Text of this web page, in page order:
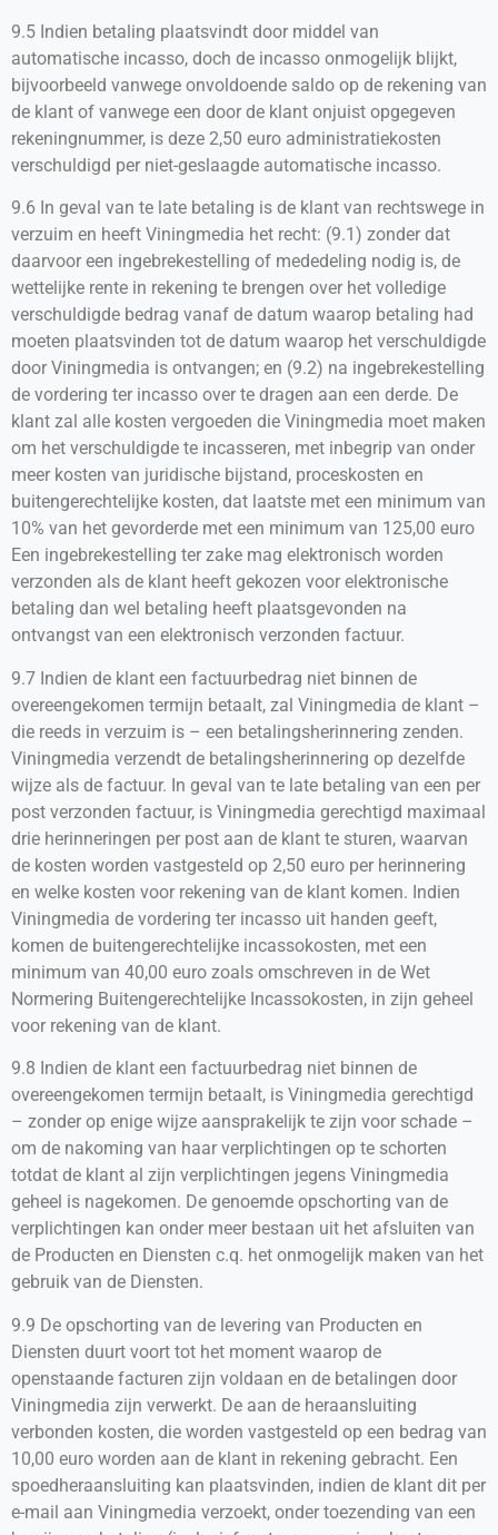
9.5 Indien betaling plaatsvindt door middel van
automatische incasso, doch de incasso onmogelijk blijkt,
bijvoorbeeld vanwege onvoldoende saldo op de rekening van
de klant of vanwege een door de klant onjuist opgegeven
rekeningnummer, is deze 2,50 euro administratiekosten
verschuldigd per niet-geslaagde automatische incasso.
9.6 In geval van te late betaling is de klant van rechtswege in
verzuim en heeft Viningmedia het recht: (9.1) zonder dat
daarvoor een ingebrekestelling of mededeling nodig is, de
wettelijke rente in rekening te brengen over het volledige
verschuldigde bedrag vanaf de datum waarop betaling had
moeten plaatsvinden tot de datum waarop het verschuldigde
door Viningmedia is ontvangen; en (9.2) na ingebrekestelling
de vordering ter incasso over te dragen aan een derde. De
klant zal alle kosten vergoeden die Viningmedia moet maken
om het verschuldigde te incasseren, met inbegrip van onder
meer kosten van juridische bijstand, proceskosten en
buitengerechtelijke kosten, dat laatste met een minimum van
10% van het gevorderde met een minimum van 125,00 euro
Een ingebrekestelling ter zake mag elektronisch worden
verzonden als de klant heeft gekozen voor elektronische
betaling dan wel betaling heeft plaatsgevonden na
ontvangst van een elektronisch verzonden factuur.
9.7 Indien de klant een factuurbedrag niet binnen de
overeengekomen termijn betaalt, zal Viningmedia de klant –
die reeds in verzuim is – een betalingsherinnering zenden.
Viningmedia verzendt de betalingsherinnering op dezelfde
wijze als de factuur. In geval van te late betaling van een per
post verzonden factuur, is Viningmedia gerechtigd maximaal
drie herinneringen per post aan de klant te sturen, waarvan
de kosten worden vastgesteld op 2,50 euro per herinnering
en welke kosten voor rekening van de klant komen. Indien
Viningmedia de vordering ter incasso uit handen geeft,
komen de buitengerechtelijke incassokosten, met een
minimum van 40,00 euro zoals omschreven in de Wet
Normering Buitengerechtelijke Incassokosten, in zijn geheel
voor rekening van de klant.
9.8 Indien de klant een factuurbedrag niet binnen de
overeengekomen termijn betaalt, is Viningmedia gerechtigd
– zonder op enige wijze aansprakelijk te zijn voor schade –
om de nakoming van haar verplichtingen op te schorten
totdat de klant al zijn verplichtingen jegens Viningmedia
geheel is nagekomen. De genoemde opschorting van de
verplichtingen kan onder meer bestaan uit het afsluiten van
de Producten en Diensten c.q. het onmogelijk maken van het
gebruik van de Diensten.
9.9 De opschorting van de levering van Producten en
Diensten duurt voort tot het moment waarop de
openstaande facturen zijn voldaan en de betalingen door
Viningmedia zijn verwerkt. De aan de heraansluiting
verbonden kosten, die worden vastgesteld op een bedrag van
10,00 euro worden aan de klant in rekening gebracht. Een
spoedheraansluiting kan plaatsvinden, indien de klant dit per
e-mail aan Viningmedia verzoekt, onder toezending van een